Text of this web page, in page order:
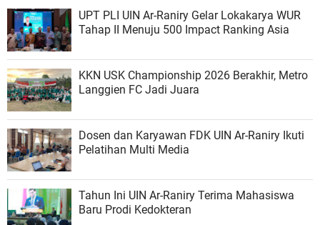
UPT PLI UIN Ar-Raniry Gelar Lokakarya WUR
Tahap II Menuju 500 Impact Ranking Asia
KKN USK Championship 2026 Berakhir, Metro
Langgien FC Jadi Juara
Dosen dan Karyawan FDK UIN Ar-Raniry Ikuti
Pelatihan Multi Media
Tahun Ini UIN Ar-Raniry Terima Mahasiswa
Baru Prodi Kedokteran